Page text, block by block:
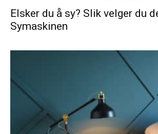
Elsker du å sy? Slik velger du
Symaskinen